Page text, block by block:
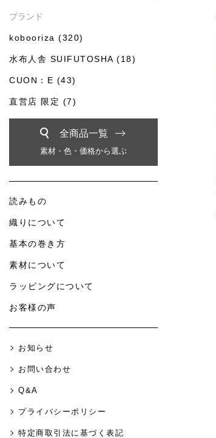
ブランド
kobooriza (320)
水布人舎 SUIFUTOSHA (18)
CUON：E (43)
直営店 限定 (7)
全商品一覧
素材・色・価格から選ぶ
読みもの
織りについて
基本の巻き方
素材について
ラッピングについて
お客様の声
お知らせ
お問い合わせ
Q&A
プライバシーポリシー
特定商取引法に基づく表記